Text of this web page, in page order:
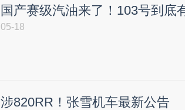
国产赛级汽油来了！103号到底
05-18
涉820RR！张雪机车最新公告